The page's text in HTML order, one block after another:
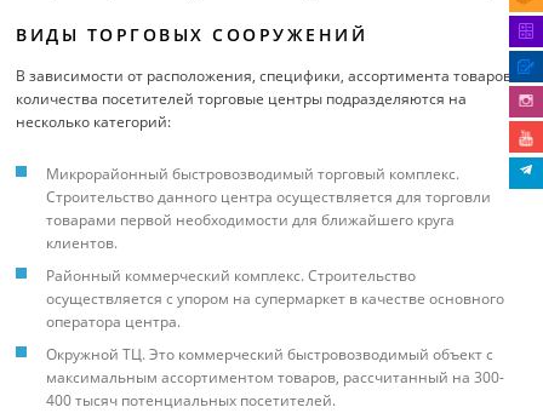
ВИДЫ ТОРГОВЫХ СООРУЖЕНИЙ
В зависимости от расположения, специфики, ассортимента товаров и
количества посетителей торговые центры подразделяются на
несколько категорий:
Микрорайонный быстровозводимый торговый комплекс.
Строительство данного центра осуществляется для торговли
товарами первой необходимости для ближайшего круга
клиентов.
Районный коммерческий комплекс. Строительство
осуществляется с упором на супермаркет в качестве основного
оператора центра.
Окружной ТЦ. Это коммерческий быстровозводимый объект с
максимальным ассортиментом товаров, рассчитанный на 300-
400 тысяч потенциальных посетителей.